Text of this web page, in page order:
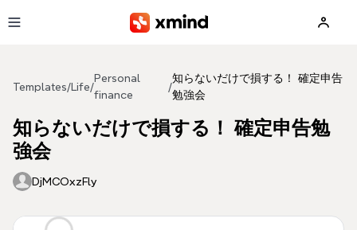
Templates/Life/
Personal
finance
/
知らないだけで損する！ 確定申告
勉強会
知らないだけで損する！ 確定申告勉
強会
DjMCOxzFly